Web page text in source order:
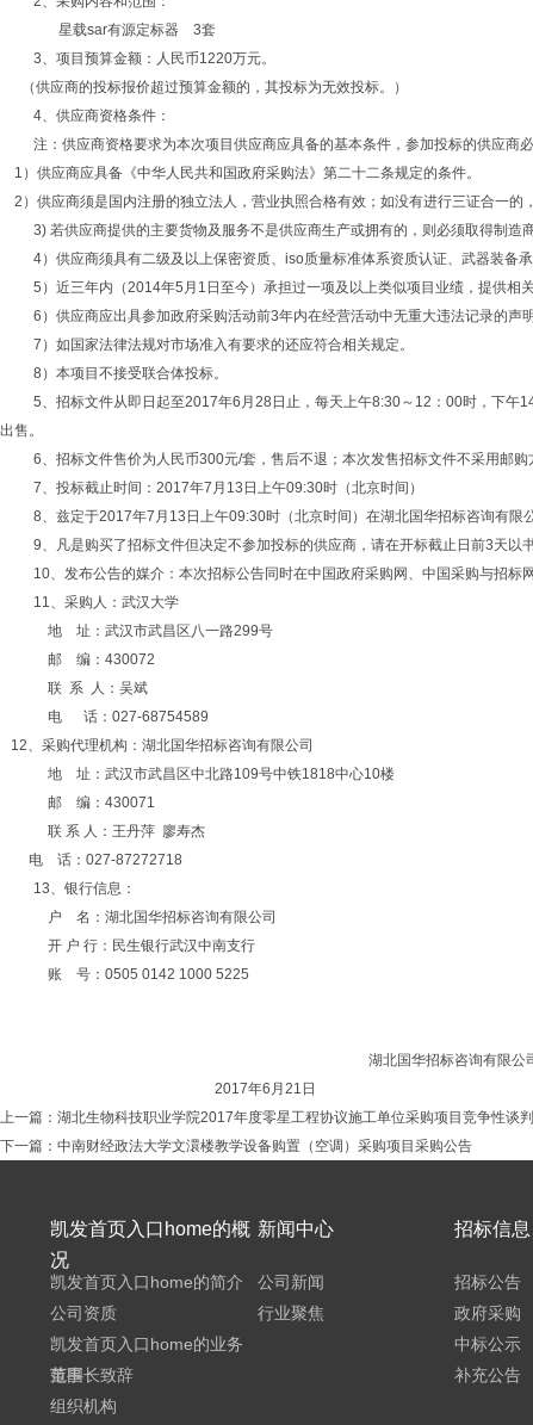
星载sar有源定标器 3套
3、项目预算金额： 人民币1220万元。
（供应商的投标报价超过预算金额的，其投标为无效投标。）
4、供应商资格条件：
注：供应商资格要求为本次项目供应商应具备的基本条件，参加投标的供应商
1）供应商应具备《中华人民共和国政府采购法》第二十二条规定的条件。
2）供应商须是国内注册的独立法人，营业执照合格有效；如没有进行三证合一的
3) 若供应商提供的主要货物及服务不是供应商生产或拥有的，则必须取得制
4）供应商须具有二级及以上保密资质、iso质量标准体系资质认证、武器装备承
5） 近三年内（2014年5 月 1日至今）承担过一项及以上类似项目业绩，提供相
6）供应商应出具参加政府采购活动前3年内在经营活动中无重大违法记录的声
7）如国家法律法规对市场准入有要求的还应符合相关规定。
8）本项目不接受联合体投标。
5、招标文件从即 日起至2017年6月28日止，每天上午8:30～12：00时，下午
出售。
6、招标文件售价为人民币300元/套，售后不退；本次发售招标文件不采用邮购
7、投标截止时间： 2017年7月13日上午09:30时（北京时间）
8、兹定于2017年7月13日上午09:30时（北京时间）在湖北国华招标咨询有限
9、凡是购买了招标文件但决定不参加投标的供应商，请在开标截止日前3天 以
10、发布公告的媒介：本次招标公告同时在中国政府采购网、中国采购与招标
11、采购人：武汉大学
地
址：武汉市武昌区八一路299号
邮
编： 430072
联 系 人：吴斌
电
话： 027-68754589
12、采购代理机构：湖北国华招标咨询有限公司
地
址：武汉市武昌区中北路109号中铁1818中心10楼
邮
编： 430071
联 系 人：王丹萍 廖寿杰
电
话： 027-87272718
13、银行信息：
户 名：湖北国华招标咨询有限公司
开 户 行：民生银行武汉中南支行
账
号： 0505 0142 1000 5225
湖北国华招标咨询有限公
2017年6月21日
上一篇： 湖北生物科技职业学院2017年度零星工程协议施工单位采购项目竞争性谈
下一篇： 中南财经政法大学文澴楼教学设备购置（空调）采购项目采购公告
凯发首页入口home的概
况
凯发首页入口home的简介
公司资质
凯发首页入口home的业务
范围
董事长致辞
组织机构
新闻中心
公司新闻
行业聚焦
招标信息
招标公告
政府采购
中标公示
补充公告